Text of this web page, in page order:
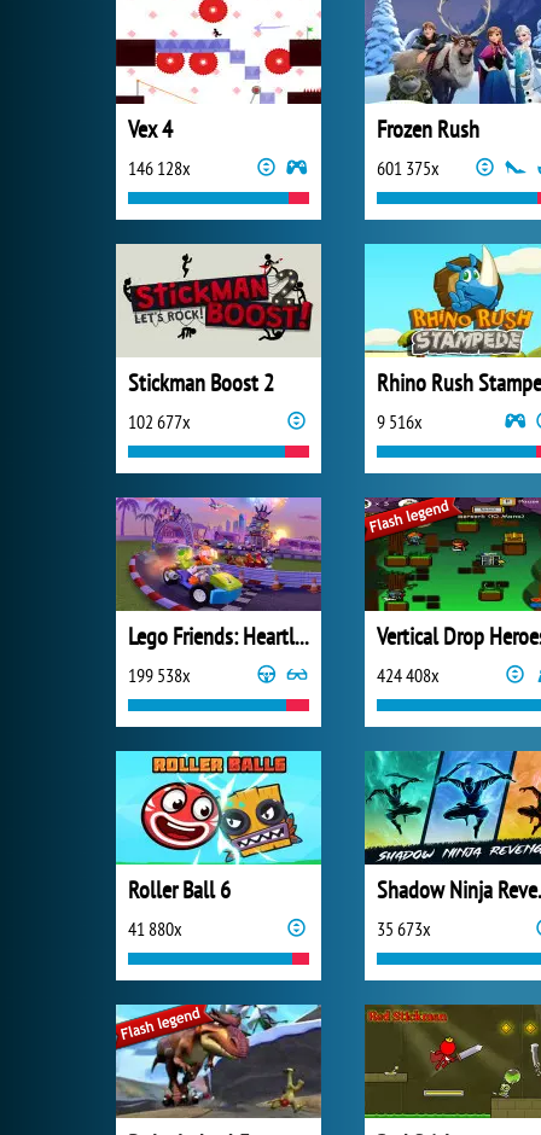
Vex 4
146 128x
Frozen Rush
601 375x
Stickman Boost 2
102 677x 9 516x
Lego Friends: Heartlake Rush
199 538x
Vertical Drop
424 408x
Roller Ball 6
41 880x 35 673x